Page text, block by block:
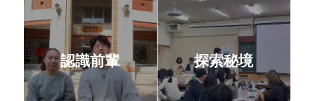
認識前輩 探索秘境